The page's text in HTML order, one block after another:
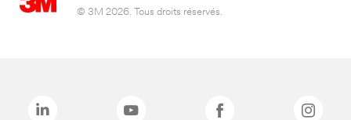
© 3M 2026. Tous droits réservés.